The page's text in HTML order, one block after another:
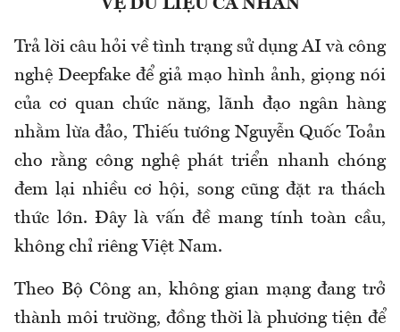
VỆ DỮ LIỆU CÁ NHÂN
Trả lời câu hỏi về tình trạng sử dụng AI và công
nghệ Deepfake để giả mạo hình ảnh, giọng nói
của cơ quan chức năng, lãnh đạo ngân hàng
nhằm lừa đảo, Thiếu tướng Nguyễn Quốc Toản
cho rằng công nghệ phát triển nhanh chóng
đem lại nhiều cơ hội, song cũng đặt ra thách
thức lớn. Đây là vấn đề mang tính toàn cầu,
không chỉ riêng Việt Nam.
Theo Bộ Công an, không gian mạng đang trở
thành môi trường, đồng thời là phương tiện để